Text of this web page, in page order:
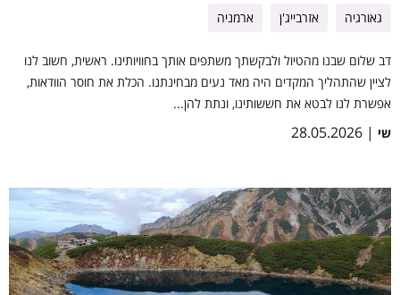
גאורגיה אזרבייג'ן ארמניה
דב שלום שבנו מהטיול ולבקשתך משתפים אותך בחוויותינו. ראשית, חשוב לנו
לציין שהתהליך המקדים היה מאד נעים מבחינתנו. הכלת את חוסר הוודאות,
אפשרת לנו לבטא את חששותינו, ונתת להן...
שי | 28.05.2026